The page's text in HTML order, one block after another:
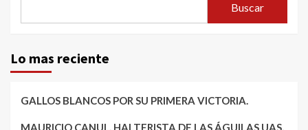
Buscar
Lo mas reciente
GALLOS BLANCOS POR SU PRIMERA VICTORIA.
MAURICIO CANUL, HALTERISTA DE LAS ÁGUILAS UAS,